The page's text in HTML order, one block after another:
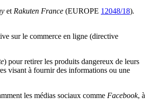
et Rakuten France (EUROPE 12048/18).
sur le commerce en ligne (directive
) pour retirer les produits dangereux de leurs
visant à fournir des informations ou une
les médias sociaux comme Facebook, à